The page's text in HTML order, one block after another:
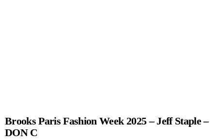
Brooks Paris Fashion Week 2025 – Jeff Staple –
DON C